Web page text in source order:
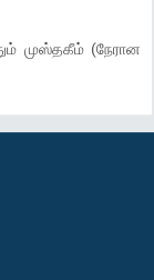
முஸ்தகீம் (நேரான